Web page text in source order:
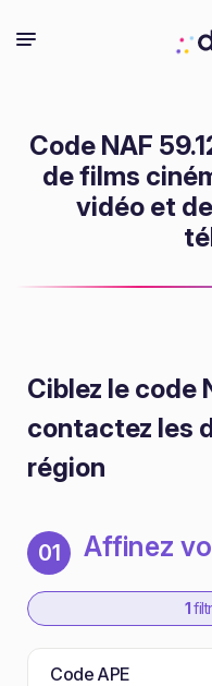
Code NAF
de films
vidéo et
Ciblez le code
contactez les
région
01 Affinez
1
Code APE